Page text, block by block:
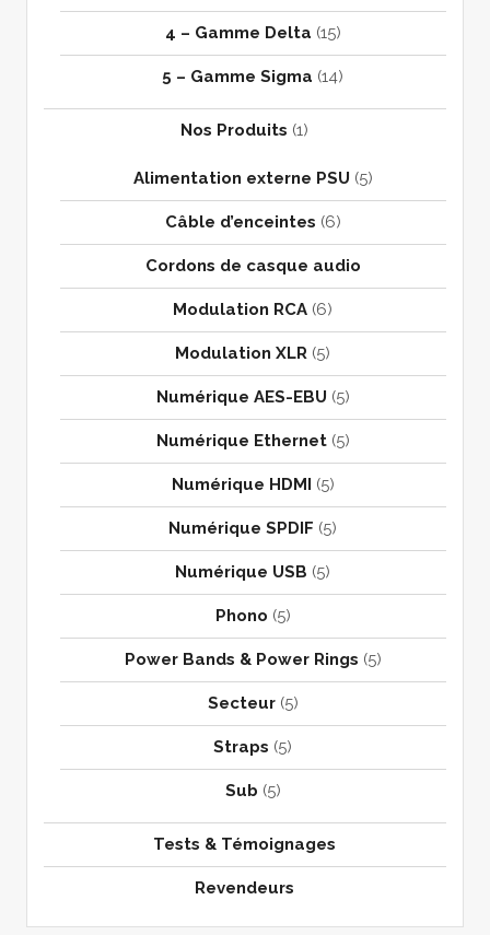
4 – Gamme Delta (15)
5 – Gamme Sigma (14)
Nos Produits (1)
Alimentation externe PSU (5)
Câble d’enceintes (6)
Cordons de casque audio
Modulation RCA (6)
Modulation XLR (5)
Numérique AES-EBU (5)
Numérique Ethernet(5)
Numérique HDMI (5)
Numérique SPDIF (5)
Numérique USB (5)
Phono (5)
Power Bands & Power Rings (5)
Secteur(5)
Straps (5)
Sub (5)
Tests & Témoignages
Revendeurs